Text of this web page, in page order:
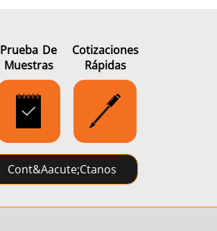
Prueba De
Muestras
Cotizaciones
Rápidas
Cont&aacute;ctanos